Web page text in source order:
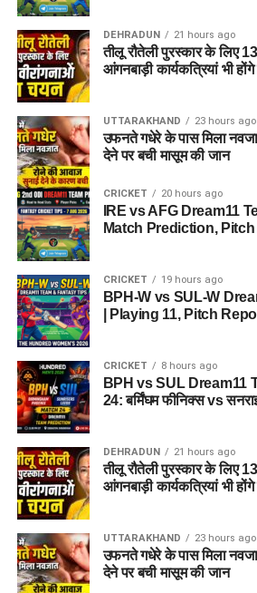
DEHRADUN 21 hours ago
तीलू रौतेली पुरस्कार के लिए
आंगनबाड़ी कार्यकत्रियां भी होंगे
UTTARAKHAND 23 hours ago
उफनते गधेरे के पास मिला
देने पर बची मासूम की जान
CRICKET 20 hours ago
IRE vs AFG Dream11
Match Prediction,
CRICKET 19 hours ago
BPH-W vs SUL-W
| Playing 11, Pitch
CRICKET 8 hours ago
BPH vs SUL Dream11
24: बर्मिंघम फीनिक्स vs
DEHRADUN 21 hours ago
तीलू रौतेली पुरस्कार के लिए
आंगनबाड़ी कार्यकत्रियां भी होंगे
UTTARAKHAND 23 hours ago
उफनते गधेरे के पास मिला
देने पर बची मासूम की जान